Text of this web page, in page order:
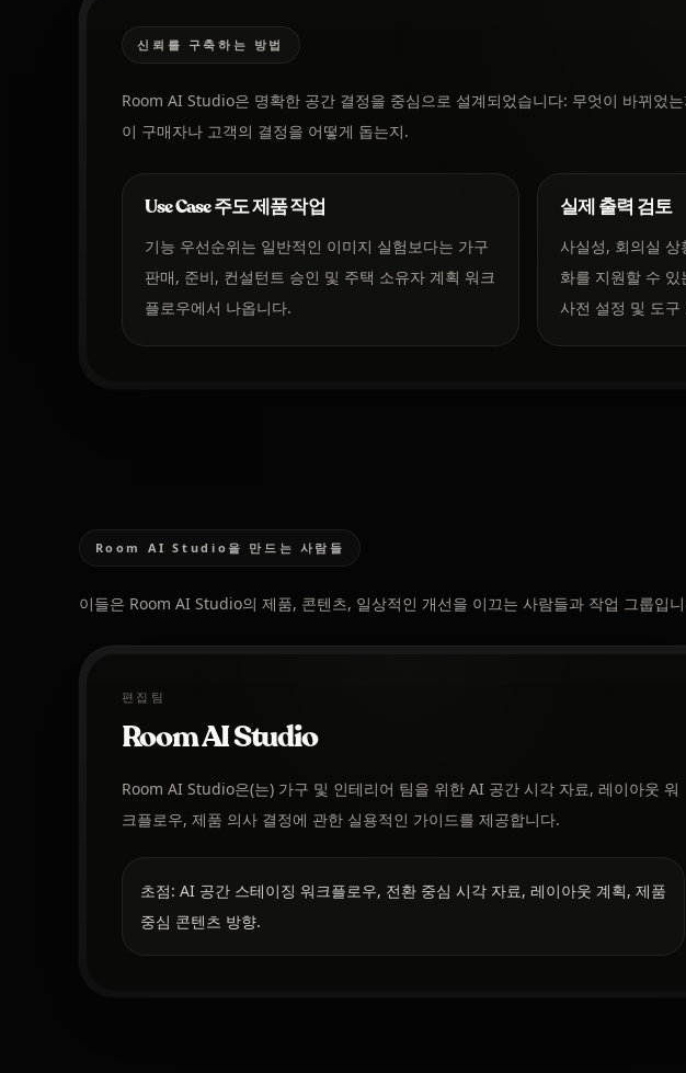
신뢰를 구축하는 방법
Room AI Studio은 명확한 공간 결정을 중심으로 설계되었습니다: 무엇이 바뀌었
이 구매자나 고객의 결정을 어떻게 돕는지.
Use Case 주도 제품 작업
기능 우선순위는 일반적인 이미지 실험보다는 가구
판매, 준비, 컨설턴트 승인 및 주택 소유자 계획 워크
플로우에서 나옵니다.
실제 출력 검토
사실성, 회의실
화를 지원할 수
사전 설정 및 도
Room AI Studio을 만드는 사람들
이들은 Room AI Studio의 제품, 콘텐츠, 일상적인 개선을 이끄는 사람들과 작업 그룹입
편집팀
Room AI Studio
Room AI Studio은(는) 가구 및 인테리어 팀을 위한 AI 공간 시각 자료, 레이아웃 워
크플로우, 제품 의사 결정에 관한 실용적인 가이드를 제공합니다.
초점: AI 공간 스테이징 워크플로우, 전환 중심 시각 자료, 레이아웃 계획, 제품
중심 콘텐츠 방향.